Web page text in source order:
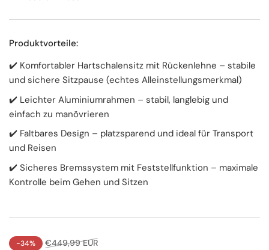
Produktvorteile:
✔️ Komfortabler Hartschalensitz mit Rückenlehne – stabile
und sichere Sitzpause (echtes Alleinstellungsmerkmal)
✔️ Leichter Aluminiumrahmen – stabil, langlebig und
einfach zu manövrieren
✔️ Faltbares Design – platzsparend und ideal für Transport
und Reisen
✔️ Sicheres Bremssystem mit Feststellfunktion – maximale
Kontrolle beim Gehen und Sitzen
Normaler
-34% €449,99 EURAusverkaufspreis